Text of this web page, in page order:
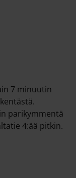
7 minuutin
parikymmentä
4:ää pitkin.